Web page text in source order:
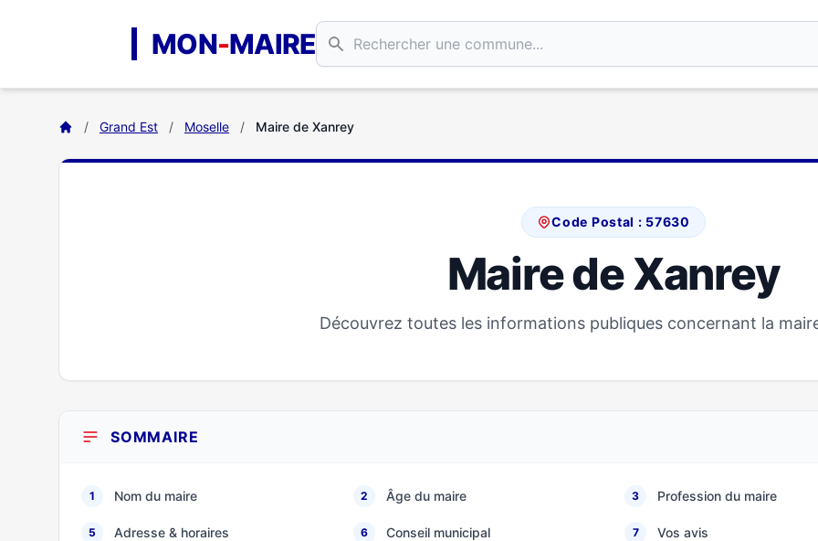
MON-MAIRE
/ Grand Est / Moselle / Maire de Xanrey
Code Postal : 57630
Maire de Xanrey
Découvrez toutes les informations publiques concernant la
SOMMAIRE
1 Nom du maire 2 Âge du maire 3 Profession du maire
5 Adresse & horaires 6 Conseil municipal 7 Vos avis